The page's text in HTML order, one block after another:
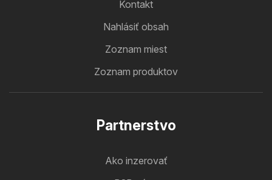
Kontakt
Nahlásiť obsah
Zoznam miest
Zoznam produktov
Partnerstvo
Ako inzerovať